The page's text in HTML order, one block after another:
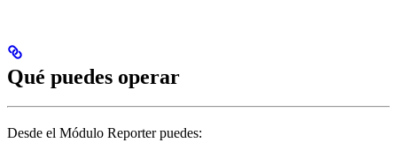
Qué puedes operar
Desde el Módulo Reporter puedes: